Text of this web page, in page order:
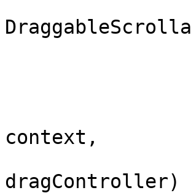
context,
dragController)